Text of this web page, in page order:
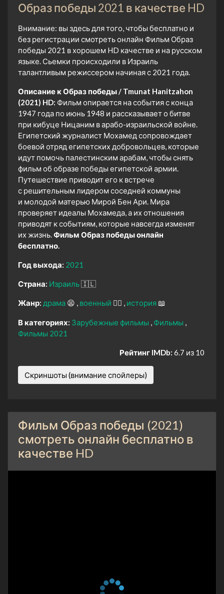
Образ победы 2021 в качестве HD
Внимание: вы здесь для того, чтобы бесплатно и
без регистрации смотреть онлайн Фильм Образ
победы 2021 в хорошем HD качестве и на русском
языке. Сьемки происходили в Израиль
талантливым режиссером начиная с 2021 года.
Описание к Образ победы / Tmunat Hanitzahon
(2021) HD: Фильм опирается на события с конца
1947 года по июнь 1948 и рассказывает о битве
при кибуце Ницаним в арабо-израильской войне.
Египетский журналист Мохамед сопровождает
боевой отряд египетских добровольцев, которые
идут помочь палестинским арабам, чтобы снять
фильм об образе победы египетской армии.
Путешествие приводит его к встрече
с решительным лидером соседней коммуны
и молодой матерью Мирой Бен Ари. Мира
проверяет идеалы Мохамеда, а их отношения
приводят к событиям, которые навсегда изменят
их жизнь. Фильм Образ победы онлайн
бесплатно.
Год выхода: 2021
Страна: Израиль🇮🇱
Жанр: драма 😫 военный 👨‍✈️ история 📖
В категориях: Зарубежные фильмы
Фильмы
Фильмы 2021
Рейтинг IMDb: 6.7 из 10
Скриншоты (внимание спойлеры)
Фильм Образ победы (2021)
смотреть онлайн бесплатно в
качестве HD